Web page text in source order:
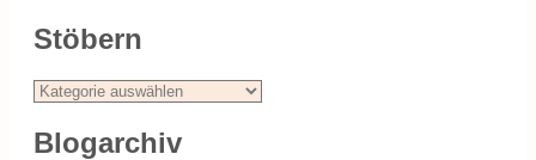
Stöbern
Stöbern
Blogarchiv